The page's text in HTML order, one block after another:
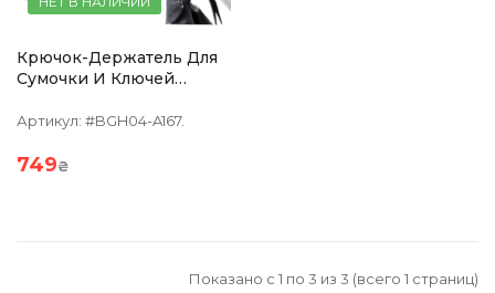
Крючок-Держатель Для
Сумочки И Ключей
Артикул: #BGH04-A167.
749₴
Показано с 1 по 3 из 3 (всего 1 страниц)